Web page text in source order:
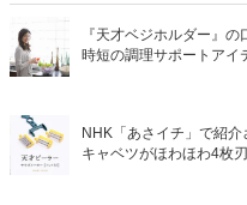
『天才ベジホルダー』
時短の調理サポートアイ
NHK「あさイチ」で紹
キャベツがほわほわ4枚